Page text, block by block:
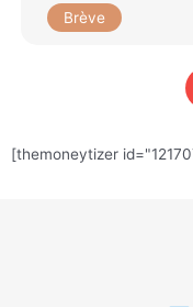
Brève
[themoneytizer